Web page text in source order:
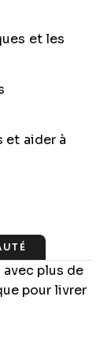
et les
et aider à
plus de
pour livrer